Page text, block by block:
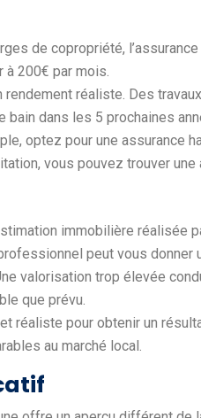
de copropriété,
à 200€ par mois.
réaliste. Des
dans les 5 prochaines
optez pour une assurance
vous pouvez trouver
immobilière
peut vous donner
valorisation trop élevée
que prévu.
réaliste pour obtenir un
au marché local.